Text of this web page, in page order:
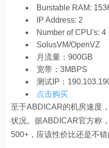
Burstable RAM:
IP Address: 2
Number of CPU's: 4
SolusVM/OpenVZ
月流量：900GB
宽带：3MBPS
测试IP：
点击购买
至于ABDICAR的机房速度
状况。据ABDICAR官方称
500+，应该性价比还是不错